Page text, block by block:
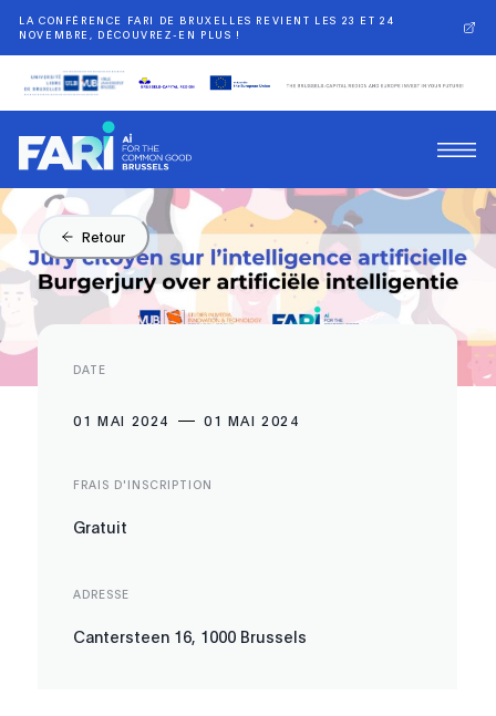
LA CONFÉRENCE FARI DE BRUXELLES REVIENT LES 23 ET 24
NOVEMBRE, DÉCOUVREZ-EN PLUS !
Retour
DATE
01 MAI 2024 01 MAI 2024
FRAIS D'INSCRIPTION
Gratuit
ADRESSE
Cantersteen 16, 1000 Brussels